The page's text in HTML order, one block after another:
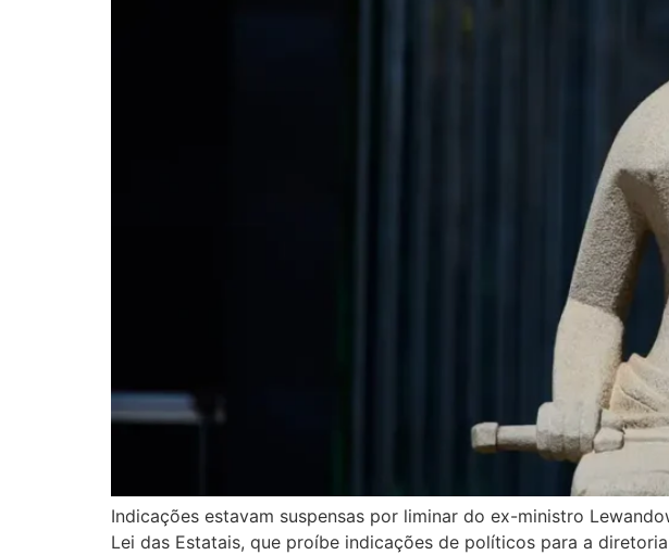
Indicações estavam suspensas por liminar do ex-ministro
Lei das Estatais, que proíbe indicações de políticos para a